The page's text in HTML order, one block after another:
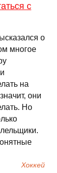
с
о
многое
на
они
Но
Хоккей